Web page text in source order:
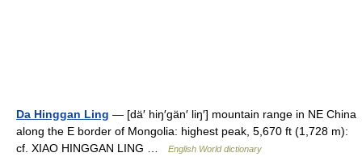
Da Hinggan Ling — [dä′ hiŋ′gän′ liŋ′] mountain range in NE China
along the E border of Mongolia: highest peak, 5,670 ft (1,728 m):
cf. XIAO HINGGAN LING …
English World dictionary